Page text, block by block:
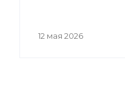
12 мая 2026